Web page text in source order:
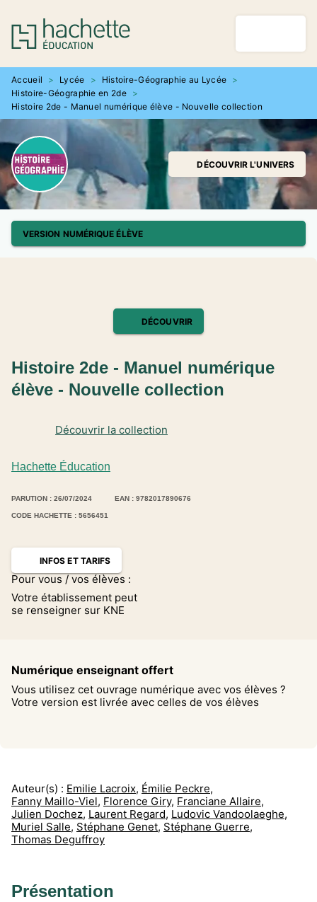
MENU RECHERCHE
PIED DE PAGE
Accueil > Lycée > Histoire-Géographie au Lycée >
Histoire-Géographie en 2de
>
Histoire 2de - Manuel numérique élève - Nouvelle collection
DÉCOUVRIR L'UNIVERS
VERSION NUMÉRIQUE ÉLÈVE
DÉCOUVRIR
Hachette Éducation
Découvrir la collection
Histoire 2de - Manuel numérique
élève - Nouvelle collection
PARUTION : 26/07/2024 EAN : 9782017890676
CODE HACHETTE : 5656451
INFOS ET TARIFS
Pour vous / vos élèves :
Votre établissement peut
se renseigner sur KNE
Numérique enseignant offert
Vous utilisez cet ouvrage numérique avec vos élèves ?
Votre version est livrée avec celles de vos élèves
Auteur(s) : Emilie Lacroix, Émilie Peckre,
Fanny Maillo-Viel, Florence Giry, Franciane Allaire,
Julien Dochez, Laurent Regard, Ludovic Vandoolaeghe,
Muriel Salle, Stéphane Genet, Stéphane Guerre,
Thomas Deguffroy
Présentation